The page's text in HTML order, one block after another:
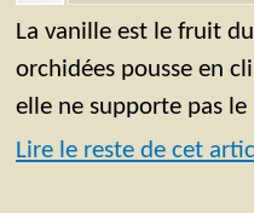
La vanille est le fruit
orchidées pousse en
elle ne supporte pas
Lire le reste de cet